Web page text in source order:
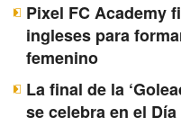
Pixel FC Academy
ingleses para
femenino
La final de la
se celebra en el